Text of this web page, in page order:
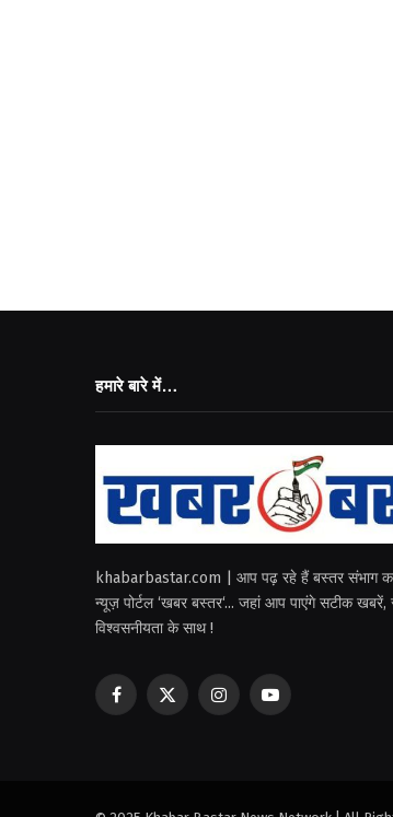
हमारे बारे में…
khabarbastar.com | आप पढ़ रहे हैं बस्तर संभाग का
न्यूज़ पोर्टल ‘खबर बस्तर‘... जहां आप पाएंगे सटीक
विश्वसनीयता के साथ !
Facebook
X
InstagramYouTube